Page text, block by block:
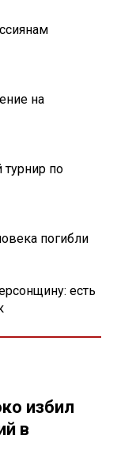
на
турнир по
погибли
есть
избил
в